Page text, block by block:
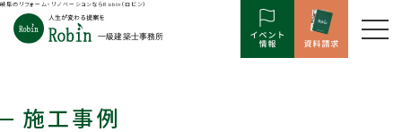
岐阜のリフォーム・リノベーションならRobin（ロビン）
施工事例